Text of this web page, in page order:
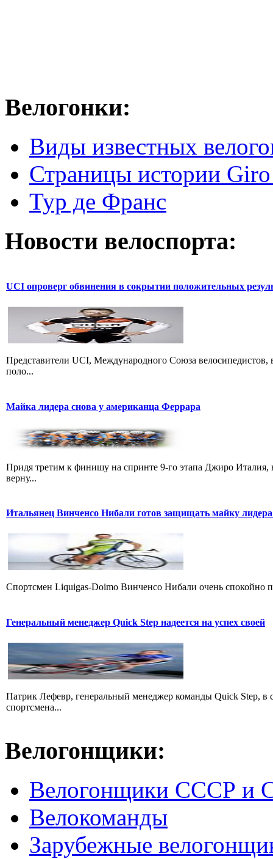
Велогонки:
Виды известных
Страницы истории
Тур де Франс
Новости велоспорта:
UCI опроверг обвинения в сокрытии положительных
Представители UCI, Международного Союза
поло...
Майка лидера снова у американца Феррара
Придя третим к финишу на спринте 9-го этапа Джиро
верну...
Итальянец Винченсо Нибали готов защищать майку
Cпортсмен Liquigas-Doimo Винченсо Нибали очень спокойно
Генеральный менеджер Quick Step надеется на успех своей
Патрик Лефевр, генеральный менеджер команды Quick Step, в
спортсмена...
Велогонщики:
Велогонщики СССР и
Велокоманды
Зарубежные